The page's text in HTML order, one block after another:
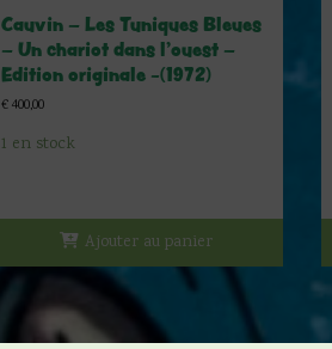
Cauvin – Les Tuniques Bleues
– Un chariot dans l’ouest –
Edition originale -(1972)
€400,00
1 en stock
Ajouter au panier